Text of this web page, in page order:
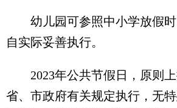
幼儿园可参照中小学放假时
自实际妥善执行。
2023年公共节假日，原则上
省、市政府有关规定执行，无